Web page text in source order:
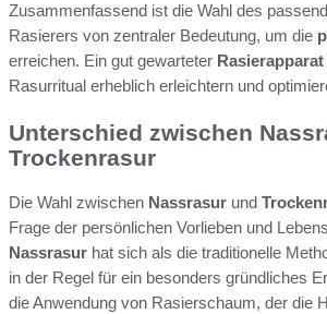
Zusammenfassend ist die Wahl des
Rasierers von zentraler Bedeutung, um die
erreichen. Ein gut gewarteter Rasierapparat
Rasurritual erheblich erleichtern und
Unterschied zwischen
Trockenrasur
Die Wahl zwischen Nassrasur und
Frage der persönlichen Vorlieben und
Nassrasur hat sich als die traditionelle
in der Regel für ein besonders gründliches
die Anwendung von Rasierschaum, der die